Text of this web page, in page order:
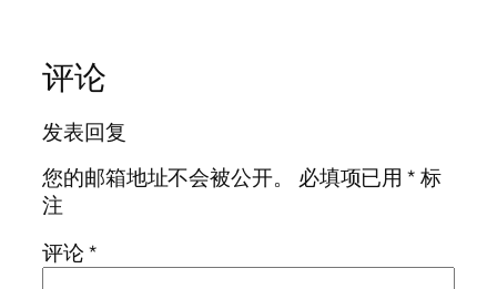
评论
发表回复
您的邮箱地址不会被公开。
必填项已用*标
注
评论*